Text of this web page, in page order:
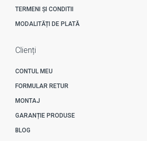
TERMENI ȘI CONDITII
MODALITĂȚI DE PLATĂ
Clienți
CONTUL MEU
FORMULAR RETUR
MONTAJ
GARANȚIE PRODUSE
BLOG